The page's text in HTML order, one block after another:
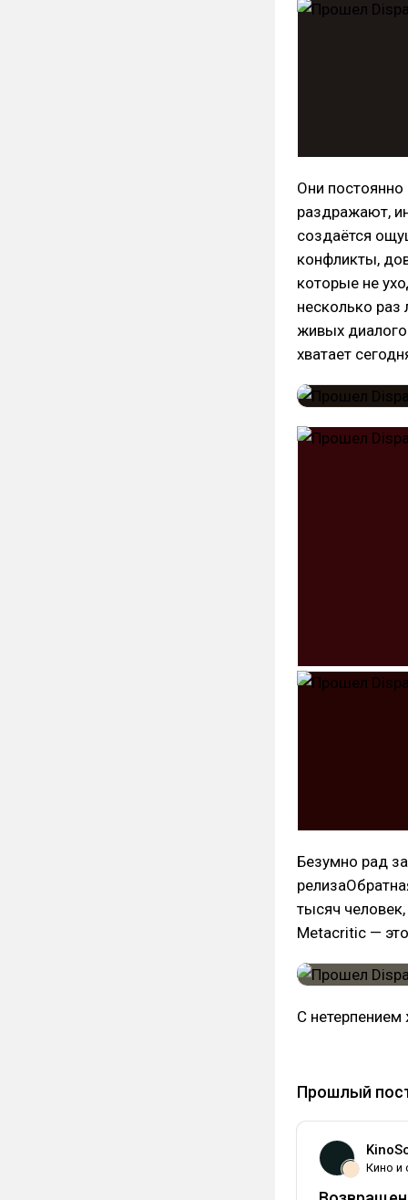
Они
раздражают,
создаётся
конфликты,
которые не
несколько
живых
хватает
Безумно рад
тысяч
Metacritic —
C
Прошлый
Кино и